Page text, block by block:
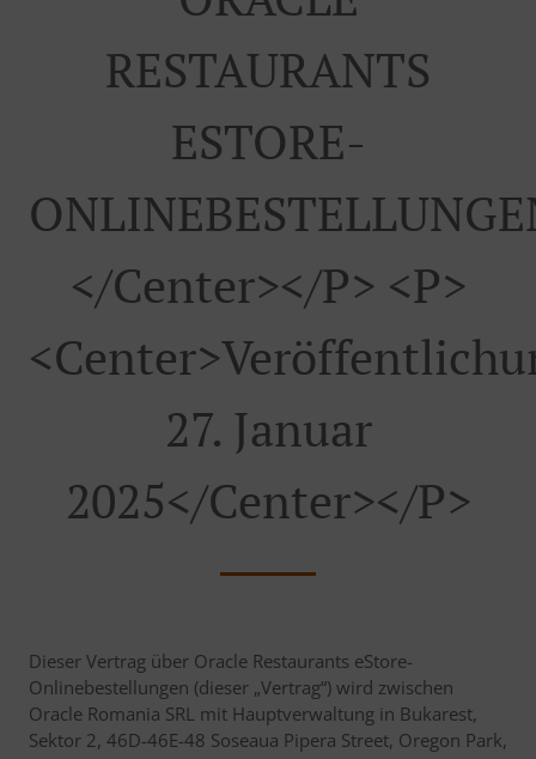
RESTAURANTS
ESTORE-
</center></p> <p>
27. Januar
2025</center></p>
Dieser Vertrag über Oracle Restaurants eStore-
Onlinebestellungen (dieser „Vertrag“) wird zwischen
Oracle Romania SRL mit Hauptverwaltung in Bukarest,
Sektor 2, 46D-46E-48 Soseaua Pipera Street, Oregon Park,